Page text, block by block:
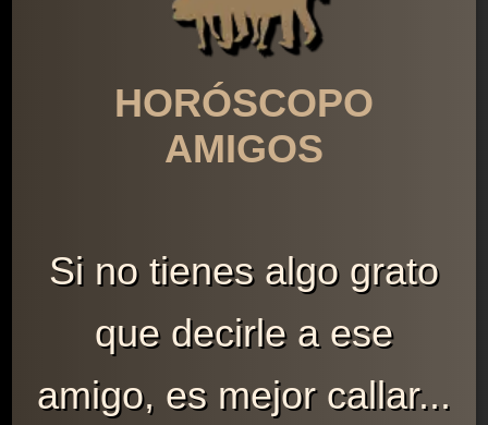
HORÓSCOPO
AMIGOS
Si no tienes algo grato
que decirle a ese
amigo, es mejor callar...